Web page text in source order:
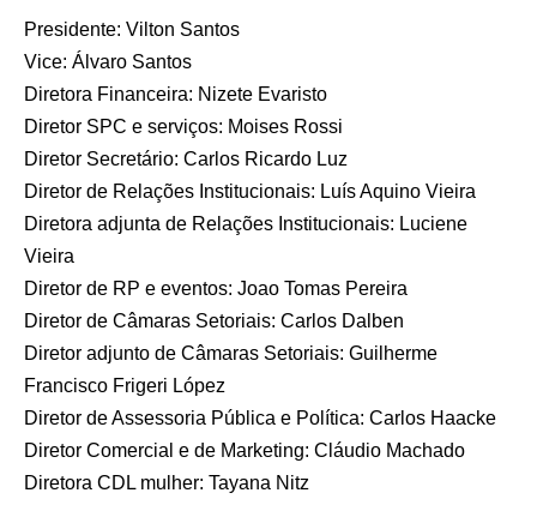
Presidente: Vilton Santos
Vice: Álvaro Santos
Diretora Financeira: Nizete Evaristo
Diretor SPC e serviços: Moises Rossi
Diretor Secretário: Carlos Ricardo Luz
Diretor de Relações Institucionais: Luís Aquino Vieira
Diretora adjunta de Relações Institucionais: Luciene
Vieira
Diretor de RP e eventos: Joao Tomas Pereira
Diretor de Câmaras Setoriais: Carlos Dalben
Diretor adjunto de Câmaras Setoriais: Guilherme
Francisco Frigeri López
Diretor de Assessoria Pública e Política: Carlos Haacke
Diretor Comercial e de Marketing: Cláudio Machado
Diretora CDL mulher: Tayana Nitz